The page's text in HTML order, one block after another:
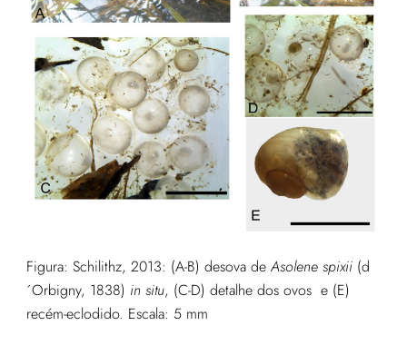
Figura: Schilithz, 2013: (A-B) desova de Asolene spixii(d
´Orbigny, 1838) in situ, (C-D) detalhe dos ovos e (E)
recém-eclodido. Escala: 5 mm